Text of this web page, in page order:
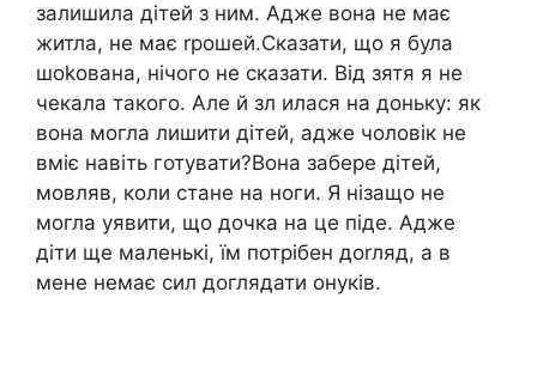
залишила дітей з ним. Адже вона не має
житла, не має rрошей.Сказати, що я була
шоkована, нічого не сказати. Від зятя я не
чекала такого. Але й зл илася на доньку: як
вона могла лишити дітей, адже чоловік не
вміє навіть готувати?Вона забере дітей,
мовляв, коли стане на ноги. Я нізащо не
могла уявити, що дочка на це піде. Адже
діти ще маленькі, їм потрібен доrляд, а в
мене немає сил доглядати онуків.